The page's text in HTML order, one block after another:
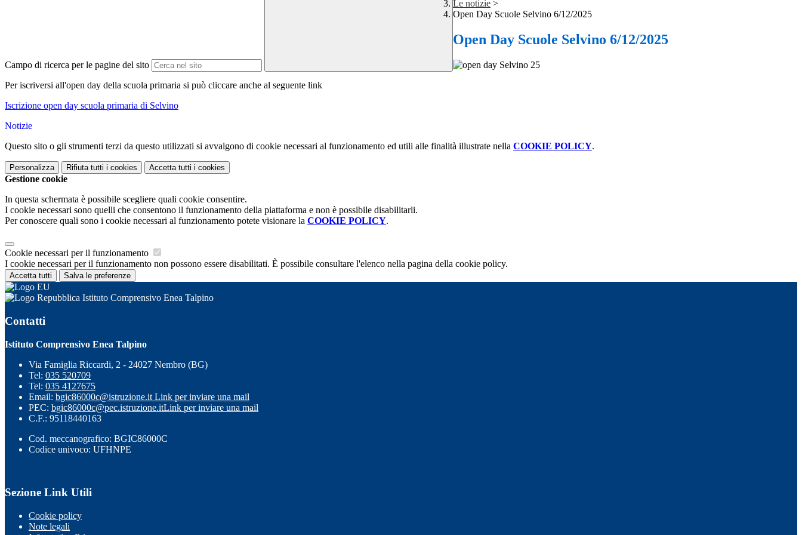
Campo di ricerca per le pagine del sito
Le notizie >
Open Day Scuole Selvino 6/12/2025
Open Day Scuole Selvino 6/12/2025
Per iscriversi all'open day della scuola primaria si può cliccare anche al seguente link
Iscrizione open day scuola primaria di Selvino
Notizie
Questo sito o gli strumenti terzi da questo utilizzati si avvalgono di cookie necessari al funzionamento ed utili alle finalità illustrate nella COOKIE POLICY.
Personalizza Rifiuta tutti i cookies Accetta tutti i cookies
Gestione cookie
In questa schermata è possibile scegliere quali cookie consentire.
I cookie necessari sono quelli che consentono il funzionamento della piattaforma e non è possibile disabilitarli.
Per conoscere quali sono i cookie necessari al funzionamento potete visionare la COOKIE POLICY.
Cookie necessari per il funzionamento
I cookie necessari per il funzionamento non possono essere disabilitati. È possibile consultare l'elenco nella pagina della cookie policy.
Accetta tutti Salva le preferenze
Istituto Comprensivo Enea Talpino
Contatti
Istituto Comprensivo Enea Talpino
Via Famiglia Riccardi, 2 - 24027 Nembro (BG)
Tel: 035 520709
Tel: 035 4127675
Email: bgic86000c@istruzione.it Link per inviare una mail
PEC: bgic86000c@pec.istruzione.itLink per inviare una mail
C.F.: 95118440163
Cod. meccanografico: BGIC86000C
Codice univoco: UFHNPE
Sezione Link Utili
Cookie policy
Note legali